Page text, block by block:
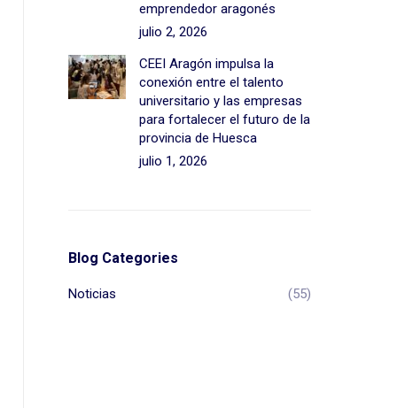
emprendedor aragonés
julio 2, 2026
CEEI Aragón impulsa la
conexión entre el talento
universitario y las empresas
para fortalecer el futuro de la
provincia de Huesca
julio 1, 2026
Blog Categories
Noticias (55)